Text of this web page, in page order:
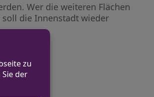
Wer die weiteren Flächen
soll die Innenstadt wieder